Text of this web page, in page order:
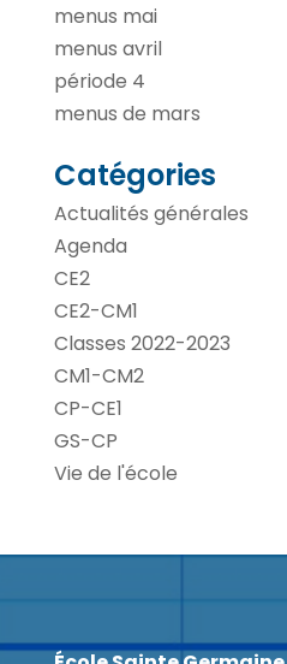
menus mai
menus avril
période 4
menus de mars
Catégories
Actualités générales
Agenda
CE2
CE2-CM1
Classes 2022-2023
CM1-CM2
CP-CE1
GS-CP
Vie de l'école